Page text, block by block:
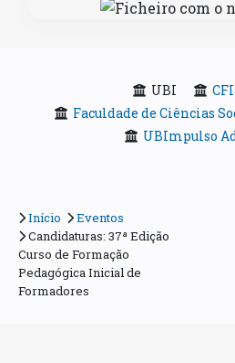
UBI
Faculdade de Ciências
UBImpulso
Início
Eventos
Candidaturas: 37ª Edição
Curso de Formação
Pedagógica Inicial de
Formadores